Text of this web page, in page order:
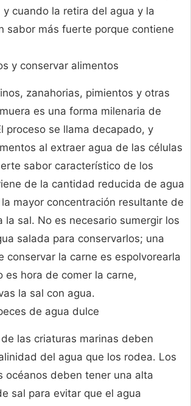
cuando la retira del agua y la
sabor más fuerte porque contiene
y conservar alimentos
zanahorias, pimientos y otras
es una forma milenaria de
proceso se llama decapado, y
al extraer agua de las células
sabor característico de los
de la cantidad reducida de agua
mayor concentración resultante de
la sal. No es necesario sumergir los
salada para conservarlos; una
conservar la carne es espolvorearla
es hora de comer la carne,
la sal con agua.
de agua dulce
las criaturas marinas deben
del agua que los rodea. Los
océanos deben tener una alta
sal para evitar que el agua